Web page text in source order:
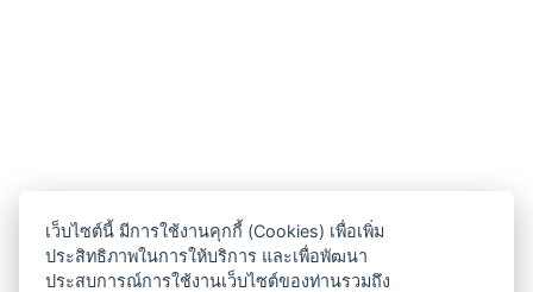
เว็บไซต์นี้ มีการใช้งานคุกกี้ (Cookies) เพื่อเพิ่ม
ประสิทธิภาพในการให้บริการ และเพื่อพัฒนา
ประสบการณ์การใช้งานเว็บไซต์ของท่านรวมถึง